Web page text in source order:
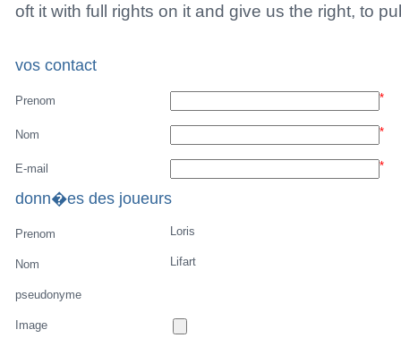
oft it with full rights on it and give us the right, to
vos contact
Prenom *
Nom *
E-mail *
donn�es des joueurs
Prenom Loris
Nom Lifart
pseudonyme
Image